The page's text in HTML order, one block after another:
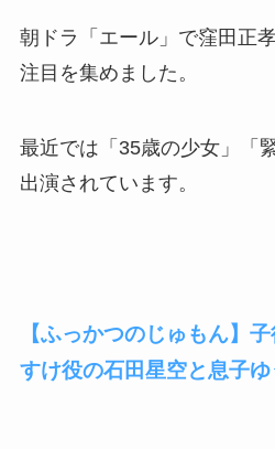
朝ドラ「エール」で窪田正
注目を集めました。
最近では「35歳の少女」「
出演されています。
【ふっかつのじゅもん】
すけ役の石田星空と息子